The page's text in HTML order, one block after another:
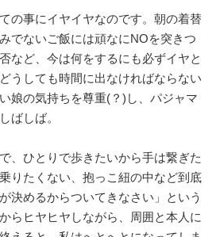
の事にイヤイヤなのです。朝の着替
でないご飯には頑なにNOを突きつ
など、今は何をするにも必ずイヤと
うしても時間に出なければならない
娘の気持ちを尊重(？)し、パジャマ
ばしば。
、ひとりで歩きたいから手は繋ぎた
りたくない、抱っこ紐の中など到底
決めるからついてきなさい」という
らヒヤヒヤしながら、周囲と本人に